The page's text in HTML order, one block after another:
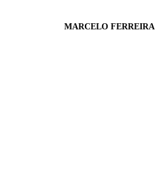
MARCELO FERREIRA